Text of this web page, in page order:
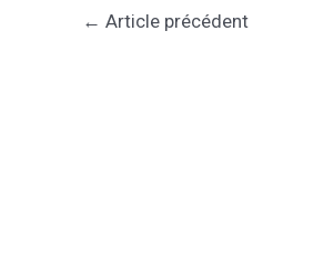
← Article précédent